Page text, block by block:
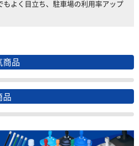
よく目立ち、駐車場の利用率アップ
商品
品